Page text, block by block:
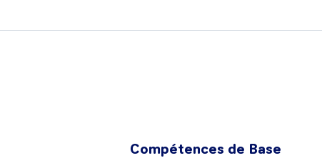
Compétences de Base